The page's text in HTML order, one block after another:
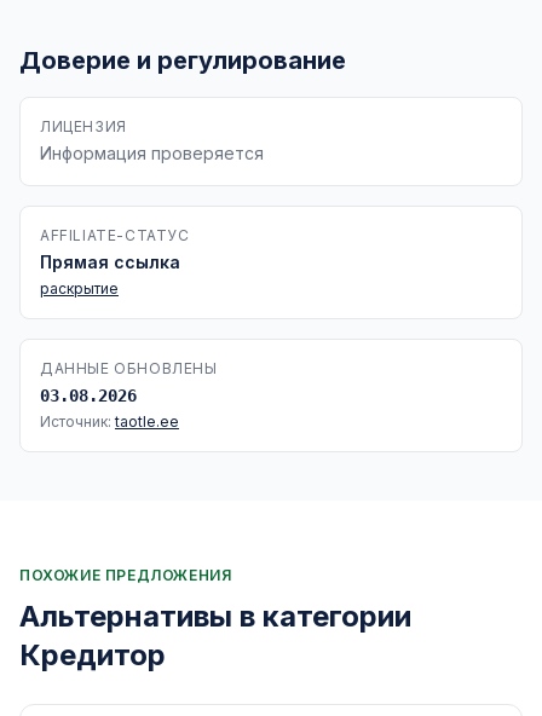
Доверие и регулирование
ЛИЦЕНЗИЯ
Информация проверяется
AFFILIATE-СТАТУС
Прямая ссылка
раскрытие
ДАННЫЕ ОБНОВЛЕНЫ
03.08.2026
Источник:taotle.ee
ПОХОЖИЕ ПРЕДЛОЖЕНИЯ
Альтернативы в категории
Кредитор